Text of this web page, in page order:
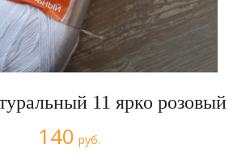
11 ярко розовый
140 руб.